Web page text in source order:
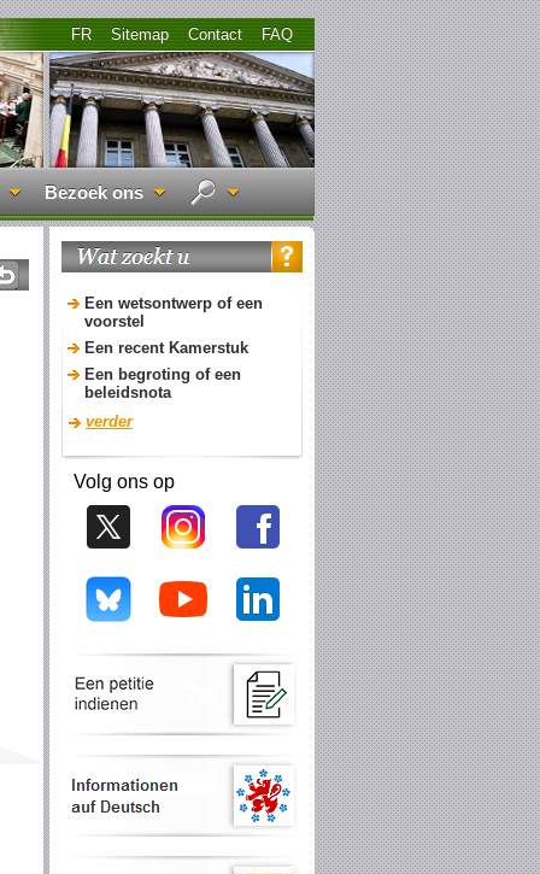
FAQ
Contact
Sitemap
FR
Bezoek ons
Een wetsontwerp of een
voorstel
Een recent Kamerstuk
Een begroting of een
beleidsnota
verder
Volg ons op